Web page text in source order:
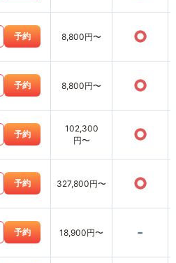
予約 8,800円〜 ○
予約 8,800円〜 ○
予約
102,300
円〜
○
予約 327,800円〜 ○
予約 18,900円〜 -